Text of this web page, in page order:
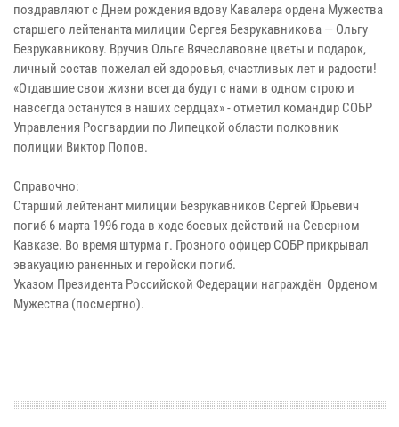
поздравляют с Днем рождения вдову Кавалера ордена Мужества
старшего лейтенанта милиции Сергея Безрукавникова — Ольгу
Безрукавникову. Вручив Ольге Вячеславовне цветы и подарок,
личный состав пожелал ей здоровья, счастливых лет и радости!
«Отдавшие свои жизни всегда будут с нами в одном строю и
навсегда останутся в наших сердцах» - отметил командир СОБР
Управления Росгвардии по Липецкой области полковник
полиции Виктор Попов.
Справочно:
Старший лейтенант милиции Безрукавников Сергей Юрьевич
погиб 6 марта 1996 года в ходе боевых действий на Северном
Кавказе. Во время штурма г. Грозного офицер СОБР прикрывал
эвакуацию раненных и геройски погиб.
Указом Президента Российской Федерации награждён Орденом
Мужества (посмертно).